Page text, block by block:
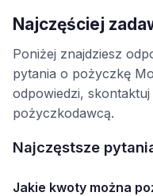
Najczęściej
Poniżej znajdziesz
pytania o pożyczkę
odpowiedzi,
pożyczkodawcą.
Najczęstsze
Jakie kwoty można